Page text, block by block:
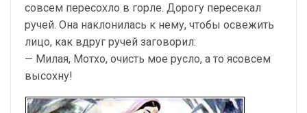
совсем пересохло в горле. Дорогу пересекал
ручей. Она наклонилась к нему, чтобы освежить
лицо, как вдруг ручей заговорил:
— Милая, Мотхо, очисть мое русло, а то ясовсем
высохну!